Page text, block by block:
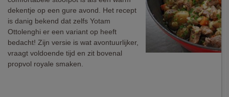
dekentje op een gure avond. Het recept
is danig bekend dat zelfs Yotam
Ottolenghi er een variant op heeft
bedacht! Zijn versie is wat avontuurlijker,
vraagt voldoende tijd en zit bovenal
propvol royale smaken.